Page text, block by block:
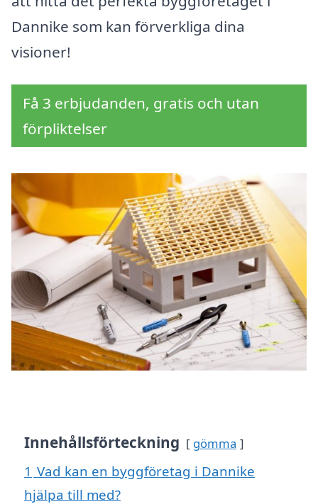
Dannike som kan förverkliga dina
visioner!
Få 3 erbjudanden, gratis och utan
förpliktelser
Innehållsförteckning gömma
1 Vad kan en byggföretag i Dannike
hjälpa till med?